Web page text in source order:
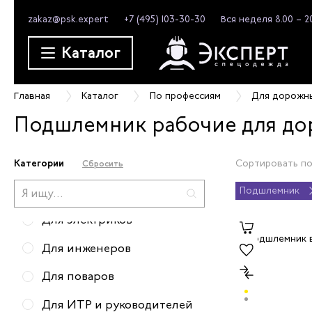
zakaz@psk.expert +7 (495) 103-30-30 Вся неделя 8.00 –
Каталог
Главная Каталог По профессиям Для
Подшлемник рабочие для
Категории Сбросить
Для официантов
Для строителей
Для парикмахеров
Для уборщиц
Для дорожных работников
Для пекаря
Для электриков
Для инженеров
Для поваров
Для ИТР и руководителей
Сортировать
Подшлемник